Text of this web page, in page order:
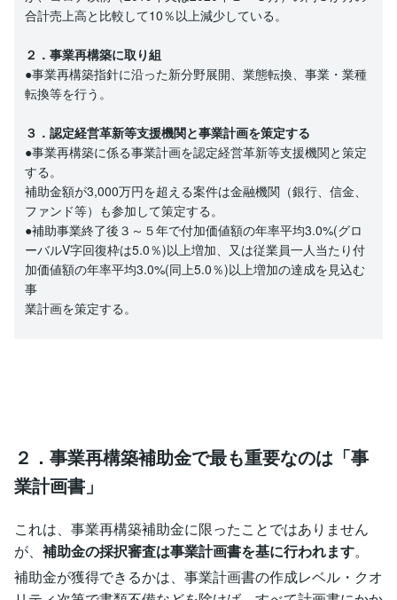
合計売上高と比較して10％以上減少している。
２．事業再構築に取り組
●事業再構築指針に沿った新分野展開、業態転換、事業・業種
転換等を行う。
３．認定経営革新等支援機関と事業計画を策定する
●事業再構築に係る事業計画を認定経営革新等支援機関と策定
する。
補助金額が3,000万円を超える案件は金融機関（銀行、信金、
ファンド等）も参加して策定する。
●補助事業終了後３～５年で付加価値額の年率平均3.0%(グロ
ーバルV字回復枠は5.0％)以上増加、又は従業員一人当たり付
加価値額の年率平均3.0%(同上5.0％)以上増加の達成を見込む
事
業計画を策定する。
２．事業再構築補助金で最も重要なのは「事
業計画書」
これは、事業再構築補助金に限ったことではありません
が、 補助金の採択審査は事業計画書を基に行われます。
補助金が獲得できるかは、事業計画書の作成レベル・クオ